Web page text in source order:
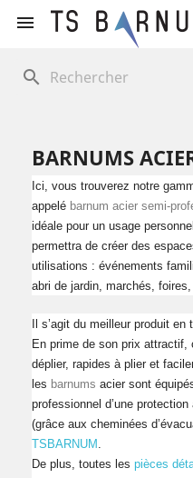

search
BARNUMS
Ici, vous trouverez notre
appelé barnum acier semi-
idéale pour un usage
permettra de créer des
utilisations : événements
abri de jardin, marchés,
Il s’agit du meilleur produit
En prime de son prix
déplier, rapides à plier et
les barnums acier sont
professionnel d’une
(grâce aux cheminées
TSBARNUM .
De plus, toutes les pièces